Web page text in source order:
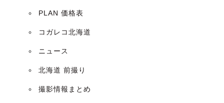
PLAN 価格表
コガレコ北海道
ニュース
北海道 前撮り
撮影情報まとめ